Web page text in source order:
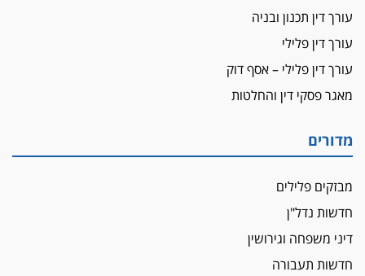
"אני מכינה 5-6 ג'וינטים ביום"
תובעת משטרתית פוטרה בחשד לעישון סמים
שנחשף בפעילות בלשים בטלגרם
לא בכל יום
הכנסת אישרה
איבה
איתות מירושלים
יו"ר המחוז צ'צ'קס מכנס ישיבה להדחת
עורך דין תכנון ובניה
עורך דין פלילי
עורך דין פלילי – אסף דוק
מאגר פסקי דין והחלטות
מדורים
מבזקים פלילים
חדשות נדל"ן
דיני משפחה וגירושין
חדשות תעבורה